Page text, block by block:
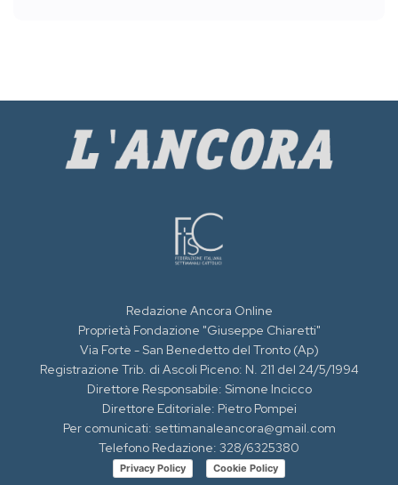
Redazione Ancora Online
Proprietà Fondazione "Giuseppe Chiaretti"
Via Forte - San Benedetto del Tronto (Ap)
Registrazione Trib. di Ascoli Piceno: N. 211 del 24/5/1994
Direttore Responsabile: Simone Incicco
Direttore Editoriale: Pietro Pompei
Per comunicati: settimanaleancora@gmail.com
Telefono Redazione: 328/6325380
Privacy Policy Cookie Policy